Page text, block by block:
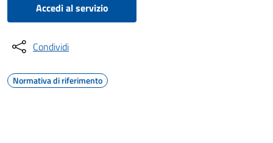
Accedi al servizio
Condividi
Normativa di riferimento